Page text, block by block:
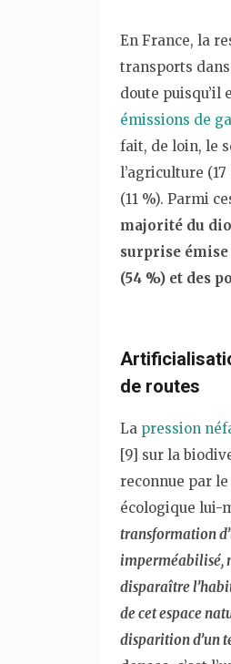
En France, la
transports
doute puisqu’il
émissions de
fait, de loin, le
l’agriculture
(11 %). Parmi
majorité du
surprise
(54 %) et des
de routes
La pression
[9] sur la
reconnue par
écologique lui-
transformation
imperméabilisé,
disparaître
de cet espace
disparition d’un